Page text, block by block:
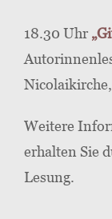
18.30 Uhr
Weitere
erhalten Sie
Lesung.